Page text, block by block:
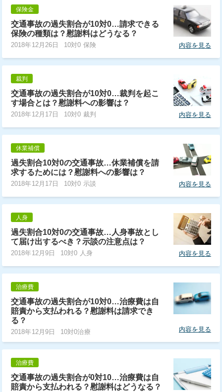
保険金
交通事故の過失割合が10対0…請求できる
保険の種類は？慰謝料はどうなる？
2018年12月26日 10対0 保険 内容を見る
裁判
交通事故の過失割合が10対0…裁判を起こ
す場合とは？慰謝料への影響は？
2018年12月17日 10対0 裁判 内容を見る
休業補償
過失割合10対0の交通事故…休業補償を請
求するためには？慰謝料への影響は？
2018年12月17日 10対0 示談 内容を見る
人身
過失割合10対0の交通事故…人身事故とし
て届け出するべき？示談の注意点は？
2018年12月9日 10対0 人身 内容を見る
治療費
交通事故の過失割合が10対0…治療費は自
賠責から支払われる？慰謝料は請求でき
る？
2018年12月9日 10対0治療 内容を見る
治療費
交通事故の過失割合が0対10…治療費は自
賠責から支払われる？慰謝料はどうなる？